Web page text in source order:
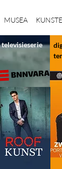
MUSEA
televisieserie